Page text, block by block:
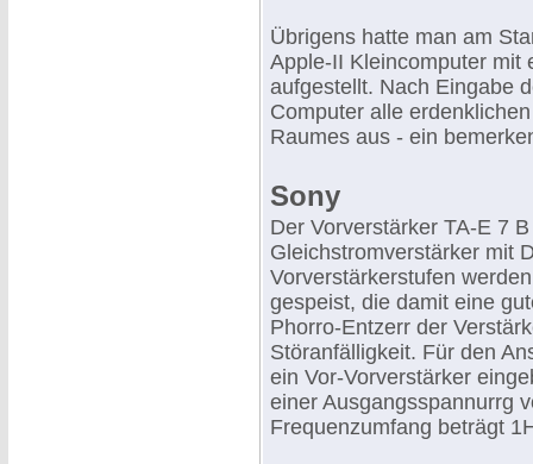
Übrigens hatte man am
Apple-II Kleincomputer mit
aufgestellt. Nach Eingabe
Computer alle
Raumes aus - ein
Sony
Der Vorverstärker TA-E 7
Gleichstromverstärker mit
Vorverstärkerstufen
gespeist, die damit eine
Phorro-Entzerr der
Störanfälligkeit. Für den
ein Vor-Vorverstärker
einer Ausgangsspannurrg
Frequenzumfang beträgt